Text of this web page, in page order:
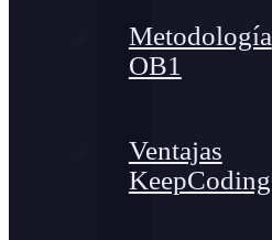
Metodología
OB1
Ventajas
KeepCoding